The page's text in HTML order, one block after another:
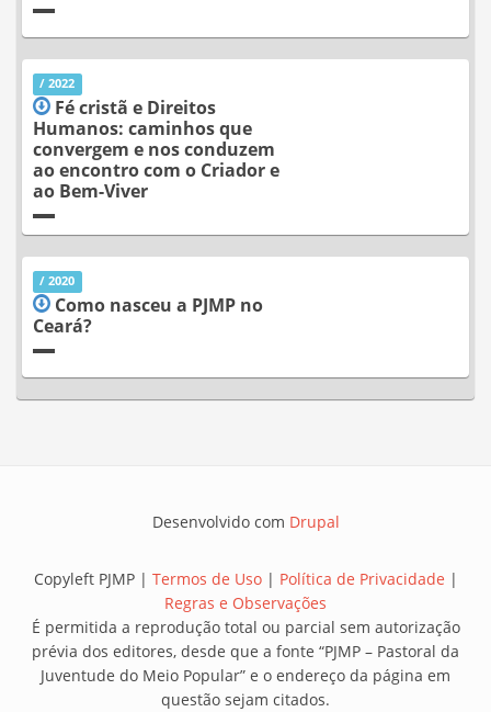
/ 2022
Fé cristã e Direitos
Humanos: caminhos que
convergem e nos conduzem
ao encontro com o Criador e
ao Bem-Viver
/ 2020
Como nasceu a PJMP no
Ceará?
Desenvolvido com Drupal
Copyleft PJMP | Termos de Uso| Política de Privacidade |
Regras e Observações
É permitida a reprodução total ou parcial sem autorização
prévia dos editores, desde que a fonte “PJMP – Pastoral da
Juventude do Meio Popular” e o endereço da página em
questão sejam citados.